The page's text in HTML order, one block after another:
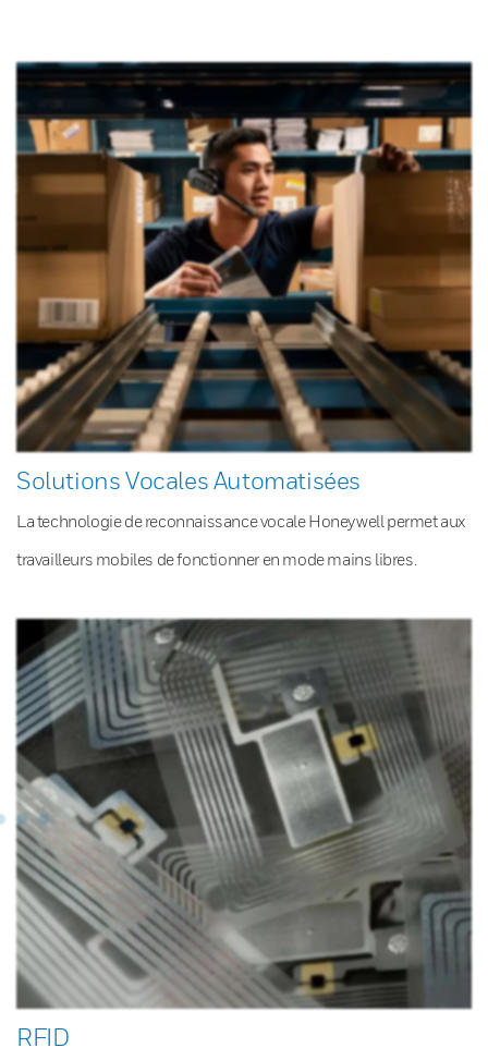
Solutions Vocales Automatisées
La technologie de reconnaissance vocale Honeywell permet aux
travailleurs mobiles de fonctionner en mode mains libres.
RFID